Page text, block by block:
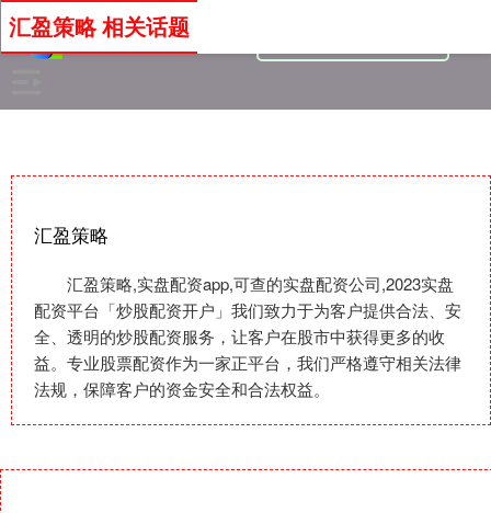
汇盈策略
汇盈策略,实盘配资app,可查的实盘配资公司,2023实盘
配资平台「炒股配资开户」我们致力于为客户提供合法、安
全、透明的炒股配资服务，让客户在股市中获得更多的收
益。专业股票配资作为一家正平台，我们严格遵守相关法律
法规，保障客户的资金安全和合法权益。
汇盈策略 相关话题